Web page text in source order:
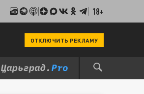
18+
ОТКЛЮЧИТЬ РЕКЛАМУ